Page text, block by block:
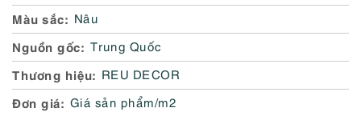
Màu sắc Nâu
Nguồn gốc Trung Quốc
Thương hiệu REU DECOR
Đơn giá
Giá sản phẩm/m2